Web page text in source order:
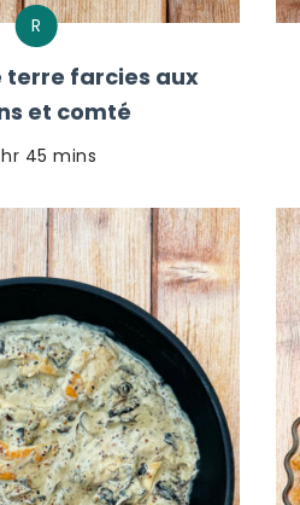
R
terre farcies aux
et comté
hr 45 mins